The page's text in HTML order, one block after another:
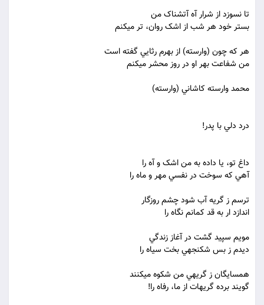
تا نسوزد از شرار آه آتشناک من
بستر خود هر شب از اشک روان، تر مي‏کنم
هر که چون (وارسته) از بهرم رثايي گفته است
من شفاعت بهر او در روز محشر مي‏کنم
محمد وارسته کاشاني (وارسته)
درد دلي با پدر!
داغ تو، يا داده به من اشک و آه را
آهي که سوخت در نفسي مهر و ماه را
ترسم ز گريه آب شود چشم روزگار
اندازد ار به قد کمانم نگاه را
مويم سپيد گشت در آغاز زندگي
ديدم ز بس شکنجه‏ي بخت سياه را
همسايگان ز گريه‏ي من شکوه مي‏کنند
گويند برده گريه‏ات از ما، رفاه را!